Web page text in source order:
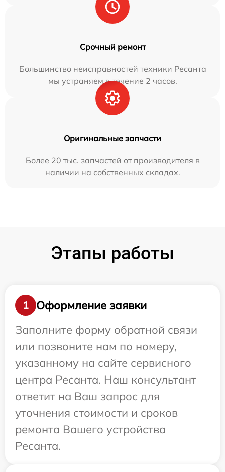
Срочный ремонт
Большинство неисправностей техники Ресанта
мы устраняем в течение 2 часов.
Оригинальные запчасти
Более 20 тыс. запчастей от производителя в
наличии на собственных складах.
Этапы работы
1
Оформление заявки
Заполните форму обратной связи
или позвоните нам по номеру,
указанному на сайте сервисного
центра Ресанта. Наш консультант
ответит на Ваш запрос для
уточнения стоимости и сроков
ремонта Вашего устройства
Ресанта.